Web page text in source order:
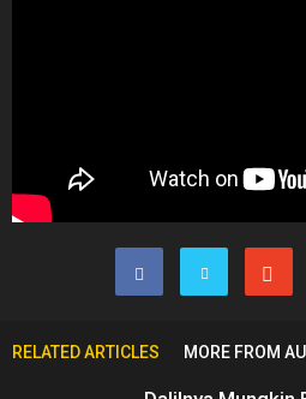
RELATED ARTICLES MORE FROM